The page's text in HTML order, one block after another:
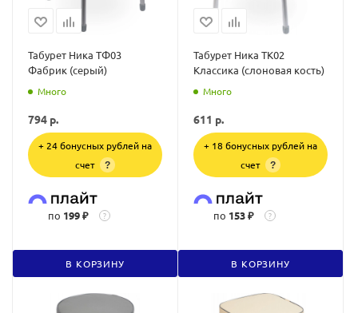
Табурет Ника ТФ03
Фабрик (серый)
Много
794 р.
+ 24 бонусных рублей на
счет
?
по 199 ₽ ?
В КОРЗИНУ
Табурет Ника ТК02
Классика (слоновая кость)
Много
611 р.
+ 18 бонусных рублей на
счет
?
по 153 ₽ ?
В КОРЗИНУ